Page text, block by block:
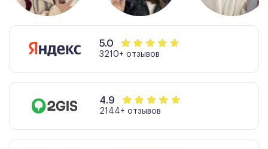
5.0
3210+ отзывов
4.9
2144+ отзывов